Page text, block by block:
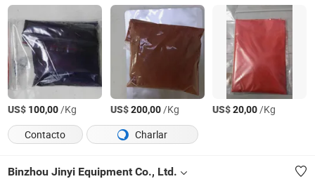
US$ 100,00/Kg US$200,00/Kg US$20,00/Kg
Contacto
Charlar
Binzhou Jinyi Equipment Co., Ltd.